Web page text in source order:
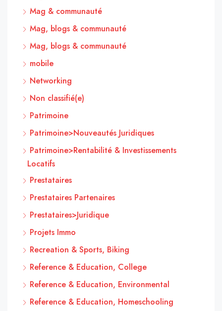
Mag & communauté
Mag, blogs & communauté
Mag, blogs & communauté
mobile
Networking
Non classifié(e)
Patrimoine
Patrimoine>Nouveautés Juridiques
Patrimoine>Rentabilité & Investissements
Locatifs
Prestataires
Prestataires Partenaires
Prestataires>Juridique
Projets Immo
Recreation & Sports, Biking
Reference & Education, College
Reference & Education, Environmental
Reference & Education, Homeschooling